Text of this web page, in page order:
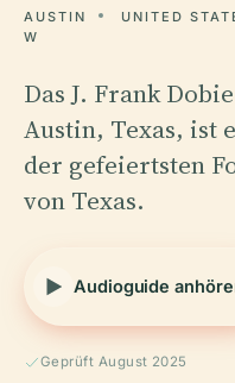
AUSTIN UNITED
W
Das J. Frank
Austin, Texas, ist
der gefeiertsten
von Texas.
Audioguide
Geprüft August 2025